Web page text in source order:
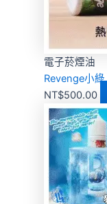
電子菸煙油
Revenge小
NT$500.00